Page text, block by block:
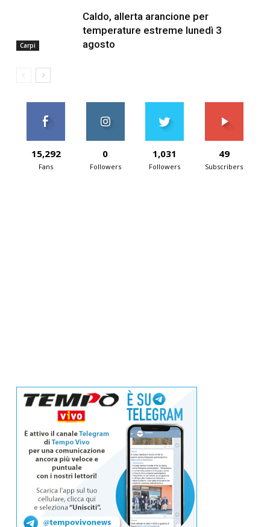
Carpi
Caldo, allerta arancione per
temperature estreme lunedì 3
agosto
15,292
Fans
0
Followers
1,031
Followers
49
Subscribers